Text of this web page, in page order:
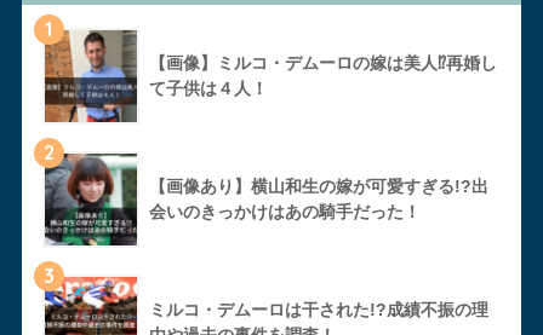
1
【画像】ミルコ・デムーロの嫁は美人⁉︎再婚し
て子供は４人！
2
【画像あり】横山和生の嫁が可愛すぎる!?出
会いのきっかけはあの騎手だった！
3
ミルコ・デムーロは干された!?成績不振の理